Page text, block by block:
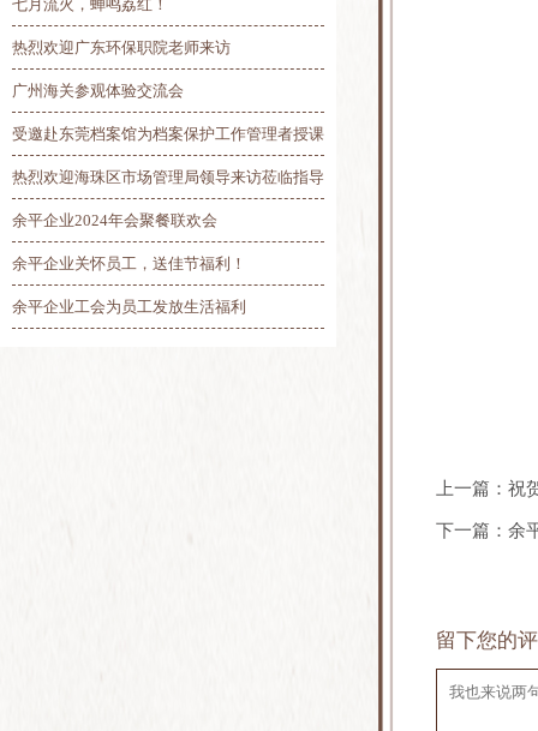
七月流火，蝉鸣荔红！
热烈欢迎广东环保职院老师来访
广州海关参观体验交流会
受邀赴东莞档案馆为档案保护工作管理者授课
热烈欢迎海珠区市场管理局领导来访莅临指导
余平企业2024年会聚餐联欢会
余平企业关怀员工，送佳节福利！
余平企业工会为员工发放生活福利
上一篇： 祝
下一篇： 余
留下您的